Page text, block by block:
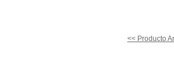
<< Producto